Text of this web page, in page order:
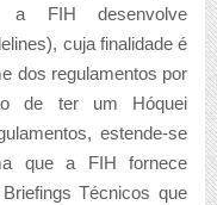
a FIH desenvolve
), cuja finalidade é
dos regulamentos por
de ter um Hóquei
estende-se
que a FIH fornece
Briefings Técnicos que